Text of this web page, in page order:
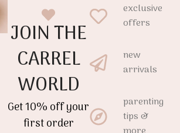
JOIN THE
CARREL
WORLD
Get 10% off your
first order
exclusive
offers
new
arrivals
parenting
tips &